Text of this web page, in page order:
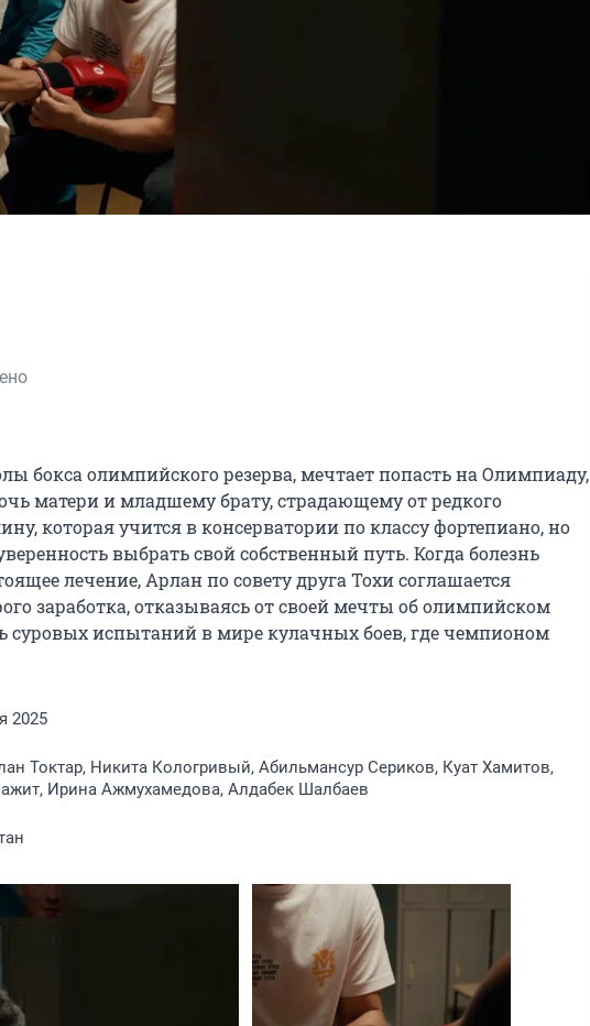
бокса олимпийского резерва, мечтает попасть на Олимпиаду,
матери и младшему брату, страдающему от редкого
которая учится в консерватории по классу фортепиано, но
выбрать свой собственный путь. Когда болезнь
лечение, Арлан по совету друга Тохи соглашается
заработка, отказываясь от своей мечты об олимпийском
суровых испытаний в мире кулачных боев, где чемпионом
2025
Токтар, Никита Кологривый, Абильмансур Сериков, Куат Хамитов,
Ирина Ажмухамедова, Алдабек Шалбаев